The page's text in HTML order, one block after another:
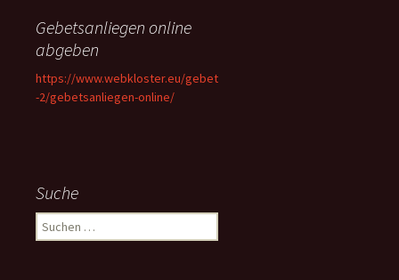
Gebetsanliegen online
abgeben
https://www.webkloster.eu/gebet
-2/gebetsanliegen-online/
Suche
Suchen
nach: